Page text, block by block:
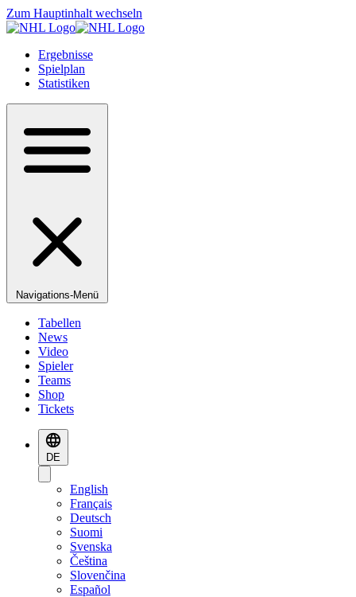
Zum Hauptinhalt wechseln
Ergebnisse
Spielplan
Statistiken
Navigations-Menü
Tabellen
News
Video
Spieler
Teams
Shop
Tickets
DE
English
Français
Deutsch
Suomi
Svenska
Čeština
Slovenčina
Español